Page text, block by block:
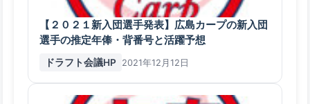
【２０２１新入団選手発表】広島カープの新入団
選手の推定年俸・背番号と活躍予想
ドラフト会議HP 2021年12月12日